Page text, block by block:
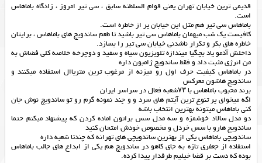
قديمى ترين خيابان تهران يعنى قوام السلطنه سابق ، سی تیر امروز ، زادگاه باماهاس
است.
باماهاس سى تير هم مثل این خیابان پر از خاطره است.
کافیست یک شب میهمان باماهاس سی تیر باشید تا طعم ساندویچ هاى باماهاس ، برایتان
خاطره های بکر و تکرار ناشدنی خیابان سی تیر را بسازد.
داخلش آدمو یاد بچگیا میندازه تلویزیون سیاه و سفید و دوچرخه خلاصه کلی فضاش به
من انرژی مثبت داد و فقط ساندویچ ژامبون داره
در باماهاس کیفیت حرف اول رو میزنه از مرغوب ترین متریاال استفاده میکنند و
ساندویچ هاشون معرکس
برند محبوب باماهاس با ۷۳شعبه فعال در سراسر ایران
اگه میخوای پر تنوع ترین آیتم های سرد و و چند نمونه گرم رو تو ساندویچ نوش جان
کنی باماهاس میتونه بهترین انتخاب باشه
دو مدل سالاد خوشمزه و سه مدل سس براتون اماده کردن که پیشنهاد میکنم حتما
ساندویج هارو با سس خردل و مخصوص خودش امتحان کنید
ساندویچی باماهاس یکی از بهترین ساندویچی های تهرانه که چندتا شعبه داره
استفاده از جعفری تازه به جای کاهو در ساندویچ هم یکی از ابداع های جالب باماهاس
بوده که دست بر قضا خیلیم طرفدار پیدا کرده.